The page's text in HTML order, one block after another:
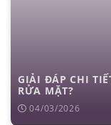
GIẢI ĐÁP CHI
RỬA MẶT?
04/03/2026